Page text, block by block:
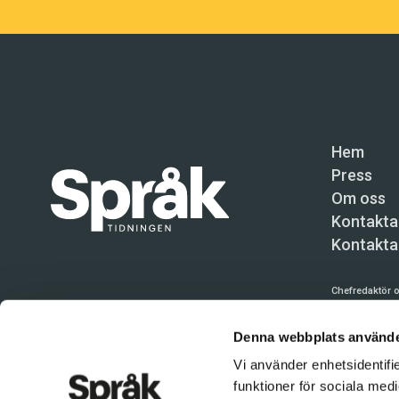
Denna webbplats
Vi använder
funktioner för sociala
Hem
Press
Om oss
Chefredaktör
Användning